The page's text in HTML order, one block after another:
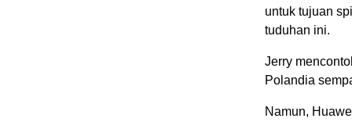
untuk tujuan
tuduhan ini.
Jerry
Polandia
Namun,